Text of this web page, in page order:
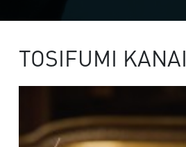
TOSIFUMI KANAI